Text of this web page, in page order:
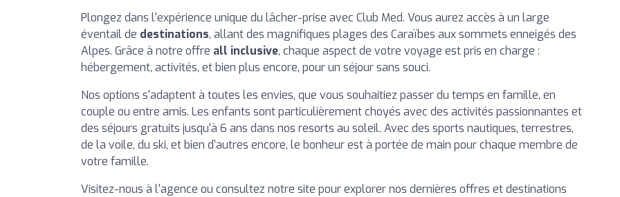
Plongez dans l'expérience unique du lâcher-prise avec Club Med. Vous aurez accès à un large
éventail de destinations, allant des magnifiques plages des Caraïbes aux sommets enneigés des
Alpes. Grâce à notre offre all inclusive, chaque aspect de votre voyage est pris en charge :
hébergement, activités, et bien plus encore, pour un séjour sans souci.
Nos options s'adaptent à toutes les envies, que vous souhaitiez passer du temps en famille, en
couple ou entre amis. Les enfants sont particulièrement choyés avec des activités passionnantes et
des séjours gratuits jusqu'à 6 ans dans nos resorts au soleil. Avec des sports nautiques, terrestres,
de la voile, du ski, et bien d'autres encore, le bonheur est à portée de main pour chaque membre de
votre famille.
Visitez-nous à l'agence ou consultez notre site pour explorer nos dernières offres et destinations